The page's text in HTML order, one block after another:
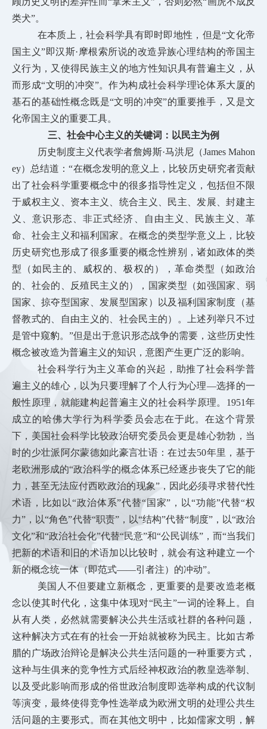
类犬”。
在本质上，社会科学具有即时即地性，但是“文化帝
国主义”即汉斯·摩根索所说的改造异族心理结构的帝国主
义行为，又使得民族主义的地方性知识具有普遍主义，从
而形成“文明的冲突”。作为构成社会科学理论体系大厦的
基石的基础性概念既是“文明的冲突”的重要推手，又是文
化帝国主义的重要工具。
三、社会中心主义的关键词：以民主为例
历史制度主义代表学者詹姆斯·马洪尼（James Mahon
ey）总结道：“在概念发明的意义上，比较历史研究者贡献
出了社会科学重要概念中的很多指导性定义，包括但不限
于威权主义、资本主义、统合主义、民主、发展、封建主
义、意识形态、非正式经济、自由主义、民族主义、革
命、社会主义和福利国家。在概念的类型学意义上，比较
历史研究也形成了很多重要的概念性辨别，诸如政体的类
型（如民主的、威权的、极权的），革命类型（如政治
的、社会的、反殖民主义的），国家类型（如强国家、弱
国家、掠夺型国家、发展型国家）以及福利国家制度（基
督教式的、自由主义的、社会民主的）。上述列举只不过
是管中窥豹。”但是出于意识形态战争的需要，这些历史性
概念被改造为普遍主义的知识，意图产生更广泛的影响。
社会科学行为主义革命的兴起，助推了社会科学普
遍主义的雄心，以为只要理解了个人行为心理—选择的一
般性原理，就能建构起普遍主义的社会科学原理。1951年
成立的哈佛大学行为科学委员会志在于此。在这个背景
下，美国社会科学比较政治研究委员会更是雄心勃勃，当
时的少壮派阿尔蒙德如此豪言壮语：在过去50年里，基于
老欧洲形成的“政治科学的概念体系已经逐步丧失了它的能
力，甚至无法应付西欧政治的现象”，因此必须寻求替代性
术语，比如以“政治体系”代替“国家”，以“功能”代替“权
力”，以“角色”代替“职责”，以“结构”代替“制度”，以“政治
文化”和“政治社会化”代替“民意”和“公民训练”，而“当我们
把新的术语和旧的术语加以比较时，就会有这种建立一个
新的概念统一体（即范式——引者注）的冲动”。
美国人不但要建立新概念，更重要的是要改造老概
念以使其时代化，这集中体现对“民主”一词的诠释上。自
从有人类，必然就需要解决公共生活或社群的各种问题，
这种解决方式在有的社会一开始就被称为民主。比如古希
腊的广场政治辩论是解决公共生活问题的一种重要方式，
这种与生俱来的竞争性方式后经神权政治的教皇选举制、
以及受此影响而形成的俗世政治制度即选举构成的代议制
等演变，最终使得竞争性选举成为欧洲文明的处理公共生
活问题的主要形式。而在其他文明中，比如儒家文明，解